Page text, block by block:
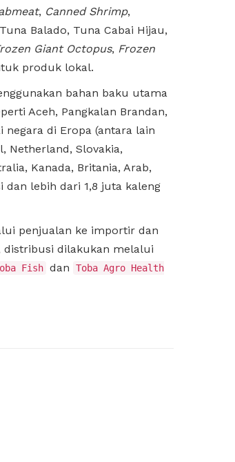
, Canned Shrimp,
Balado, Tuna Cabai Hijau,
Giant Octopus, Frozen
produk lokal.
bahan baku utama
Aceh, Pangkalan Brandan,
negara di Eropa (antara lain
Netherland, Slovakia,
Kanada, Britania, Arab,
lebih dari 1,8 juta kaleng
penjualan ke importir dan
dilakukan melalui
Fish dan
Toba Agro Health